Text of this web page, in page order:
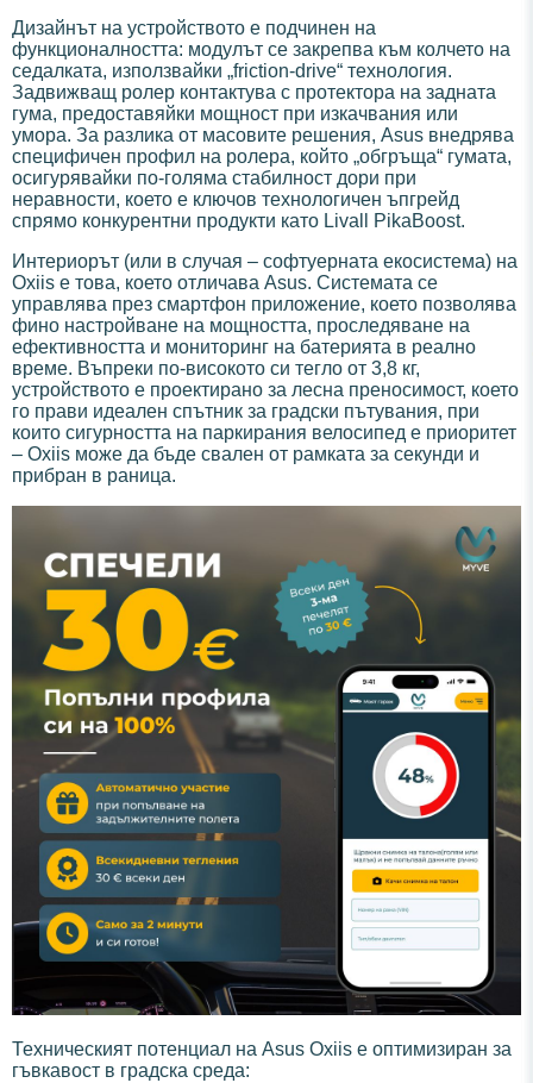
Дизайнът на устройството е подчинен на
функционалността: модулът се закрепва към колчето на
седалката, използвайки „friction-drive“ технология.
Задвижващ ролер контактува с протектора на задната
гума, предоставяйки мощност при изкачвания или
умора. За разлика от масовите решения, Asus внедрява
специфичен профил на ролера, който „обгръща“ гумата,
осигурявайки по-голяма стабилност дори при
неравности, което е ключов технологичен ъпгрейд
спрямо конкурентни продукти като Livall PikaBoost.
Интериорът (или в случая – софтуерната екосистема) на
Oxiis е това, което отличава Asus. Системата се
управлява през смартфон приложение, което позволява
фино настройване на мощността, проследяване на
ефективността и мониторинг на батерията в реално
време. Въпреки по-високото си тегло от 3,8 кг,
устройството е проектирано за лесна преносимост, което
го прави идеален спътник за градски пътувания, при
които сигурността на паркирания велосипед е приоритет
– Oxiis може да бъде свален от рамката за секунди и
прибран в раница.
Техническият потенциал на Asus Oxiis е оптимизиран за
гъвкавост в градска среда: